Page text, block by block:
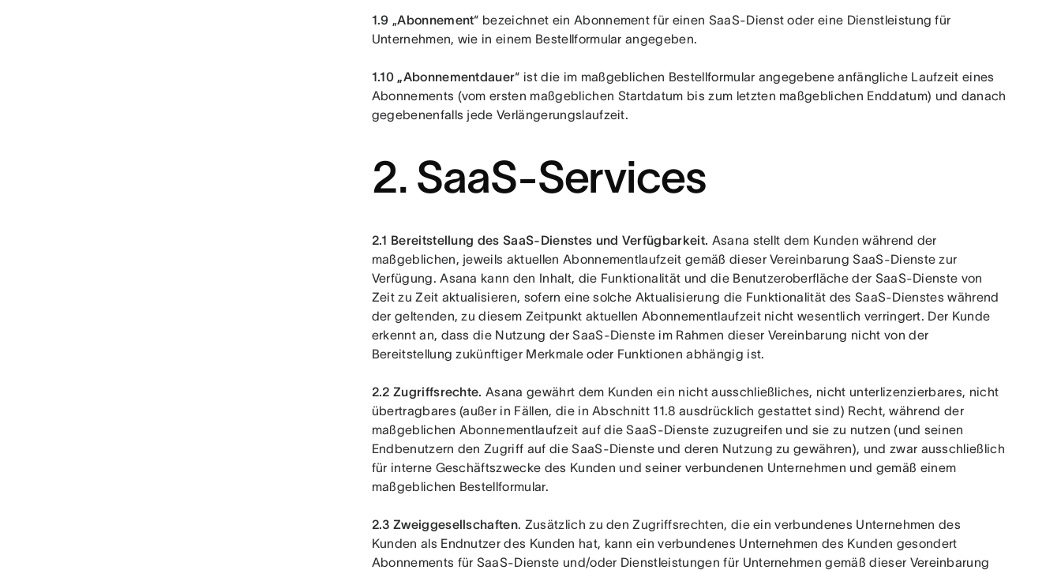
1.9 „Abonnement“ bezeichnet ein Abonnement für einen SaaS-Dienst oder eine Dienstleistung für
Unternehmen, wie in einem Bestellformular angegeben.
1.10 „Abonnementdauer“ ist die im maßgeblichen Bestellformular angegebene anfängliche Laufzeit eines
Abonnements (vom ersten maßgeblichen Startdatum bis zum letzten maßgeblichen Enddatum) und danach
gegebenenfalls jede Verlängerungslaufzeit.
2. SaaS-Services
2.1 Bereitstellung des SaaS-Dienstes und Verfügbarkeit. Asana stellt dem Kunden während der
maßgeblichen, jeweils aktuellen Abonnementlaufzeit gemäß dieser Vereinbarung SaaS-Dienste zur
Verfügung. Asana kann den Inhalt, die Funktionalität und die Benutzeroberfläche der SaaS-Dienste von
Zeit zu Zeit aktualisieren, sofern eine solche Aktualisierung die Funktionalität des SaaS-Dienstes während
der geltenden, zu diesem Zeitpunkt aktuellen Abonnementlaufzeit nicht wesentlich verringert. Der Kunde
erkennt an, dass die Nutzung der SaaS-Dienste im Rahmen dieser Vereinbarung nicht von der
Bereitstellung zukünftiger Merkmale oder Funktionen abhängig ist.
2.2 Zugriffsrechte. Asana gewährt dem Kunden ein nicht ausschließliches, nicht unterlizenzierbares, nicht
übertragbares (außer in Fällen, die in Abschnitt 11.8 ausdrücklich gestattet sind) Recht, während der
maßgeblichen Abonnementlaufzeit auf die SaaS-Dienste zuzugreifen und sie zu nutzen (und seinen
Endbenutzern den Zugriff auf die SaaS-Dienste und deren Nutzung zu gewähren), und zwar ausschließlich
für interne Geschäftszwecke des Kunden und seiner verbundenen Unternehmen und gemäß einem
maßgeblichen Bestellformular.
2.3 Zweiggesellschaften. Zusätzlich zu den Zugriffsrechten, die ein verbundenes Unternehmen des
Kunden als Endnutzer des Kunden hat, kann ein verbundenes Unternehmen des Kunden gesondert
Abonnements für SaaS-Dienste und/oder Dienstleistungen für Unternehmen gemäß dieser Vereinbarung